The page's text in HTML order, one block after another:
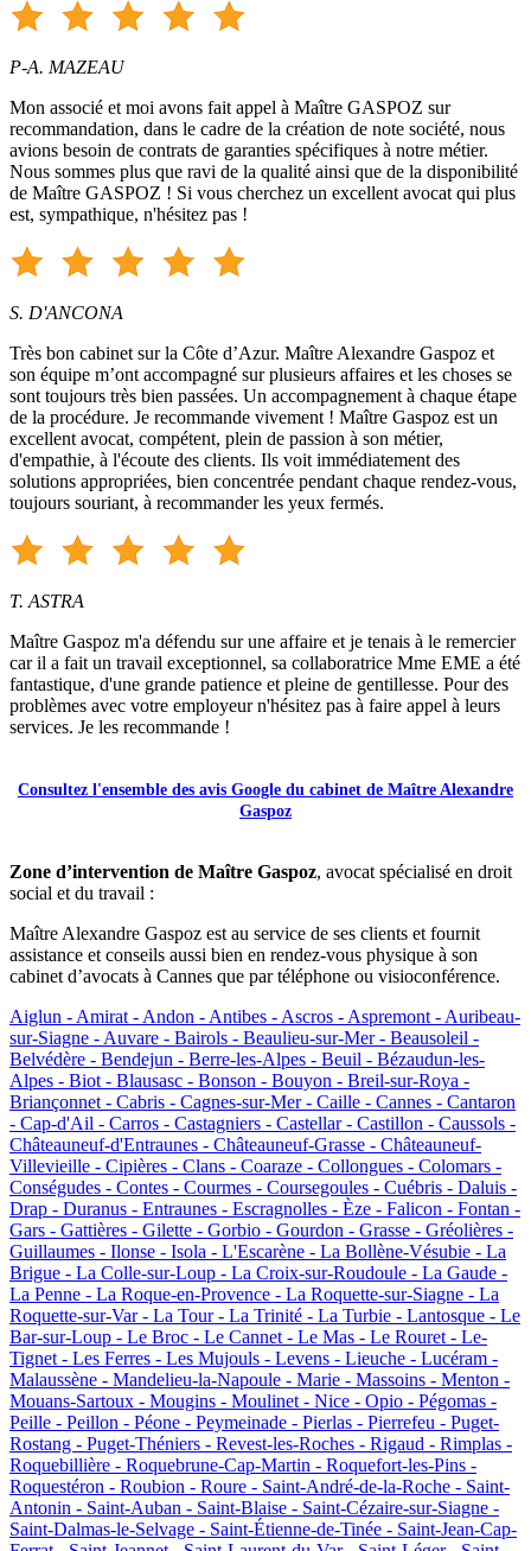
P-A. MAZEAU
Mon associé et moi avons fait appel à Maître GASPOZ sur
recommandation, dans le cadre de la création de note société, nous
avions besoin de contrats de garanties spécifiques à notre métier.
Nous sommes plus que ravi de la qualité ainsi que de la disponibilité
de Maître GASPOZ ! Si vous cherchez un excellent avocat qui plus
est, sympathique, n'hésitez pas !
S. D'ANCONA
Très bon cabinet sur la Côte d’Azur. Maître Alexandre Gaspoz et
son équipe m’ont accompagné sur plusieurs affaires et les choses se
sont toujours très bien passées. Un accompagnement à chaque étape
de la procédure. Je recommande vivement ! Maître Gaspoz est un
excellent avocat, compétent, plein de passion à son métier,
d'empathie, à l'écoute des clients. Ils voit immédiatement des
solutions appropriées, bien concentrée pendant chaque rendez-vous,
toujours souriant, à recommander les yeux fermés.
T. ASTRA
Maître Gaspoz m'a défendu sur une affaire et je tenais à le remercier
car il a fait un travail exceptionnel, sa collaboratrice Mme EME a été
fantastique, d'une grande patience et pleine de gentillesse. Pour des
problèmes avec votre employeur n'hésitez pas à faire appel à leurs
services. Je les recommande !
Consultez l'ensemble des avis Google du cabinet de Maître Alexandre
Gaspoz
Zone d’intervention de Maître Gaspoz, avocat spécialisé en droit
social et du travail :
Maître Alexandre Gaspoz est au service de ses clients et fournit
assistance et conseils aussi bien en rendez-vous physique à son
cabinet d’avocats à Cannes que par téléphone ou visioconférence.
Aiglun - Amirat - Andon - Antibes - Ascros - Aspremont - Auribeau-
sur-Siagne - Auvare - Bairols - Beaulieu-sur-Mer - Beausoleil -
Belvédère - Bendejun - Berre-les-Alpes - Beuil - Bézaudun-les-
Alpes - Biot - Blausasc - Bonson - Bouyon - Breil-sur-Roya -
Briançonnet - Cabris - Cagnes-sur-Mer - Caille - Cannes - Cantaron
- Cap-d'Ail - Carros - Castagniers - Castellar - Castillon - Caussols -
Châteauneuf-d'Entraunes - Châteauneuf-Grasse - Châteauneuf-
Villevieille - Cipières - Clans - Coaraze - Collongues - Colomars -
Conségudes - Contes - Courmes - Coursegoules - Cuébris - Daluis -
Drap - Duranus - Entraunes - Escragnolles - Èze - Falicon - Fontan -
Gars - Gattières - Gilette - Gorbio - Gourdon - Grasse - Gréolières -
Guillaumes - Ilonse - Isola - L'Escarène - La Bollène-Vésubie - La
Brigue - La Colle-sur-Loup - La Croix-sur-Roudoule - La Gaude -
La Penne - La Roque-en-Provence - La Roquette-sur-Siagne - La
Roquette-sur-Var - La Tour - La Trinité - La Turbie - Lantosque - Le
Bar-sur-Loup - Le Broc - Le Cannet - Le Mas - Le Rouret - Le-
Tignet - Les Ferres - Les Mujouls - Levens - Lieuche - Lucéram -
Malaussène - Mandelieu-la-Napoule - Marie - Massoins - Menton -
Mouans-Sartoux - Mougins - Moulinet - Nice - Opio - Pégomas -
Peille - Peillon - Péone - Peymeinade - Pierlas - Pierrefeu - Puget-
Rostang - Puget-Théniers - Revest-les-Roches - Rigaud - Rimplas -
Roquebillière - Roquebrune-Cap-Martin - Roquefort-les-Pins -
Roquestéron - Roubion - Roure - Saint-André-de-la-Roche - Saint-
Antonin - Saint-Auban - Saint-Blaise - Saint-Cézaire-sur-Siagne -
Saint-Dalmas-le-Selvage - Saint-Étienne-de-Tinée - Saint-Jean-Cap-